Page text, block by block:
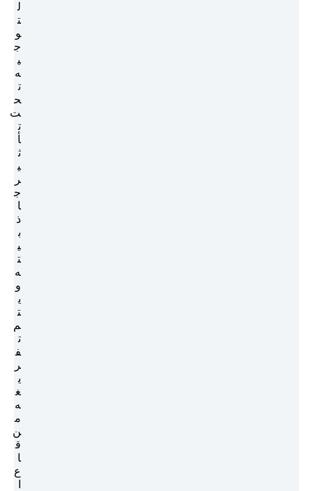
ل
ت
و
ج
ي
ه
ت
ح
ت
ت
أ
ث
ي
ر
ج
ا
ذ
ب
ي
ت
ه
و
ي
ت
م
ت
ف
ر
ي
غ
ه
م
ن
ق
ا
ع